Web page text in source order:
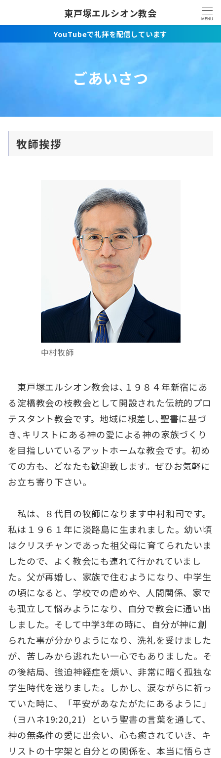
東戸塚エルシオン教会
MENU
YouTubeで礼拝を配信しています
ごあいさつ
牧師挨拶
中村牧師
東戸塚エルシオン教会は､１９８４年新宿にあ
る淀橋教会の枝教会として開設された伝統的プロ
テスタント教会です。地域に根差し､聖書に基づ
き､キリストにある神の愛による神の家族づくり
を目指しいているアットホームな教会です。初め
ての方も、どなたも歓迎致します。ぜひお気軽に
お立ち寄り下さい。
私は、８代目の牧師になります中村和司です。
私は１９６１年に淡路島に生まれました。幼い頃
はクリスチャンであった祖父母に育てられたいま
したので、よく教会にも連れて行かれていまし
た。父が再婚し、家族で住むようになり、中学生
の頃になると、学校での虐めや、人間関係、家で
も孤立して悩みようになり、自分で教会に通い出
しました。そして中学3年の時に、自分が神に創
られた事が分かりようになり、洗礼を受けました
が、苦しみから逃れたい一心でもありました。そ
の後結局、強迫神経症を煩い、非常に暗く孤独な
学生時代を送りました。しかし、涙ながらに祈っ
ていた時に、「平安があなたがたにあるように」
（ヨハネ19:20,21）という聖書の言葉を通して、
神の無条件の愛に出会い、心も癒されていき、キ
リストの十字架と自分との関係を、本当に悟らさ